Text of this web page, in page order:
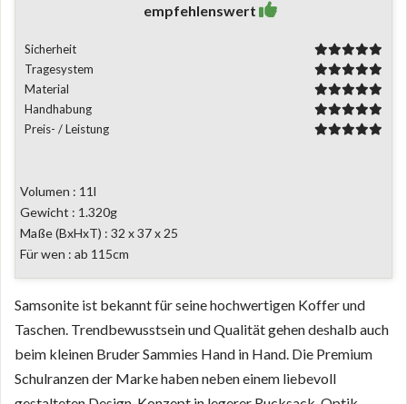
empfehlenswert
Sicherheit
Tragesystem
Material
Handhabung
Preis- / Leistung
Volumen : 11l
Gewicht : 1.320g
Maße (BxHxT) : 32 x 37 x 25
Für wen : ab 115cm
Samsonite ist bekannt für seine hochwertigen Koffer und
Taschen. Trendbewusstsein und Qualität gehen deshalb auch
beim kleinen Bruder Sammies Hand in Hand. Die Premium
Schulranzen der Marke haben neben einem liebevoll